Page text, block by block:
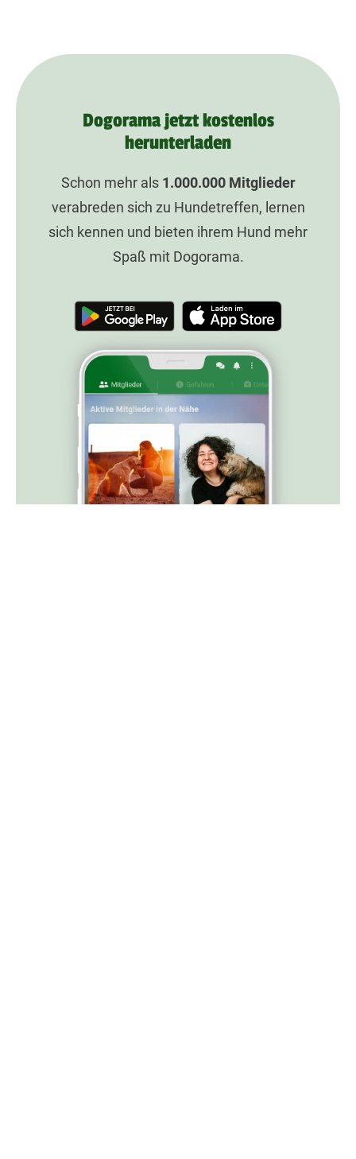
Dogorama jetzt kostenlos
herunterladen
Schon mehr als 1.000.000Mitglieder
verabreden sich zu Hundetreffen, lernen
sich kennen und bieten ihrem Hund mehr
Spaß mit Dogorama.